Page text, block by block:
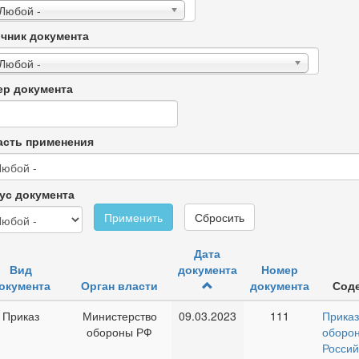
-
документа
-
документа
применения
документа
Применить
Сбросить
Вид
Орган власти
Дата
документа
Номер
документа
Приказ
Министерство
обороны РФ
09.03.2023 111